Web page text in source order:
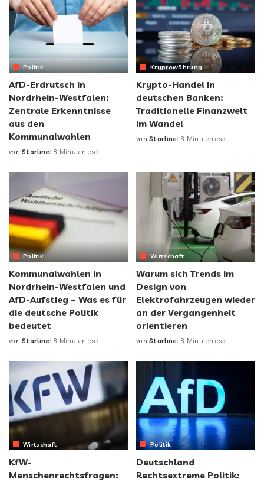
Politik
AfD-Erdrutsch in
Nordrhein-Westfalen:
Zentrale Erkenntnisse
aus den
Kommunalwahlen
von Starline 8 Minutenlese
Kryptowährung
Krypto-Handel in
deutschen Banken:
Traditionelle Finanzwelt
im Wandel
von Starline 8 Minutenlese
Politik
Kommunalwahlen in
Nordrhein-Westfalen und
AfD-Aufstieg – Was es für
die deutsche Politik
bedeutet
von Starline 8 Minutenlese
Wirtschaft
Warum sich Trends im
Design von
Elektrofahrzeugen wieder
an der Vergangenheit
orientieren
von Starline 8 Minutenlese
Wirtschaft
KfW-
Menschenrechtsfragen:
Politik
Deutschland
Rechtsextreme Politik: